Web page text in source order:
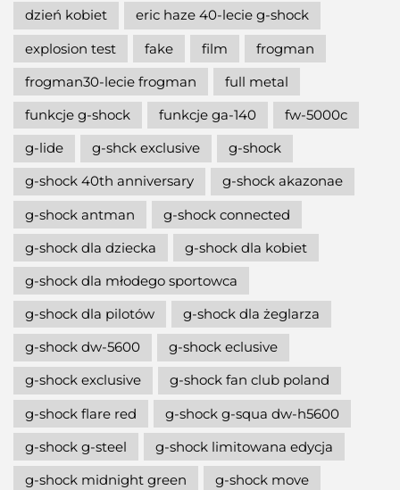
dzień kobiet
eric haze 40-lecie g-shock
explosion test
fake film
frogman
frogman30-lecie frogman
full metal
funkcje g-shock
funkcje ga-140
fw-5000c
g-lide
g-shck exclusive
g-shock
g-shock 40th anniversary
g-shock akazonae
g-shock antman
g-shock connected
g-shock dla dziecka
g-shock dla kobiet
g-shock dla młodego sportowca
g-shock dla pilotów
g-shock dla żeglarza
g-shock dw-5600
g-shock eclusive
g-shock exclusive
g-shock fan club poland
g-shock flare red
g-shock g-squa dw-h5600
g-shock g-steel
g-shock limitowana edycja
g-shock midnight green
g-shock move